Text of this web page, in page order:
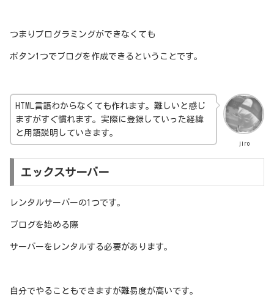
つまりプログラミングができなくても
ボタン1つでブログを作成できるということです。
jiro
HTML言語わからなくても作れます。難しいと感じ
ますがすぐ慣れます。実際に登録していった経緯
と用語説明していきます。
エックスサーバー
レンタルサーバーの1つです。
ブログを始める際
サーバーをレンタルする必要があります。
自分でやることもできますが難易度が高いです。